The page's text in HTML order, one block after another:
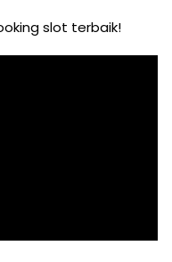
slot terbaik!